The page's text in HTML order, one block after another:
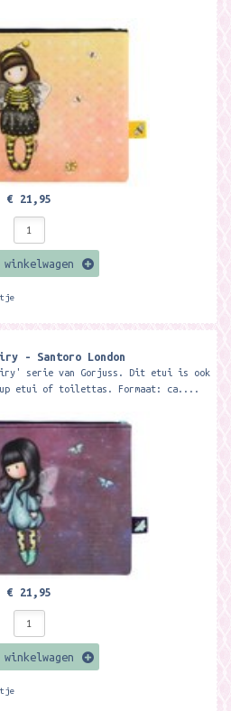
€ 21,95
- Santoro London
serie van Gorjuss. Dit etui is ook
up etui of toilettas. Formaat: ca....
€ 21,95